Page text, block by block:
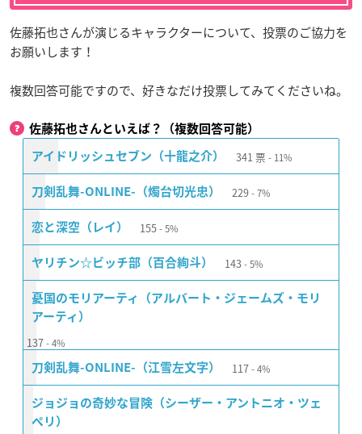
佐藤拓也さんが演じるキャラクターについて、投票のご協力を
お願いします！
複数回答可能ですので、好きなだけ投票してみてくださいね。
佐藤拓也さんといえば？（複数回答可能）
アイドリッシュセブン（十龍之介） 341 票 11%
刀剣乱舞-ONLINE-（燭台切光忠） 229 7%
恋と深空（レイ） 155 5%
ヤリチン☆ビッチ部（百合絢斗） 143 5%
憂国のモリアーティ（アルバート・ジェームズ・モリ
アーティ）
137 4%
刀剣乱舞-ONLINE-（江雪左文字） 117 4%
ジョジョの奇妙な冒険（シーザー・アントニオ・ツェ
ペリ）